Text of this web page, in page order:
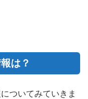
は？
ついてみていきま